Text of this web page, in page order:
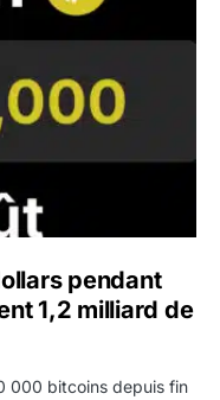
pendant
1,2 milliard de
000 bitcoins depuis fin